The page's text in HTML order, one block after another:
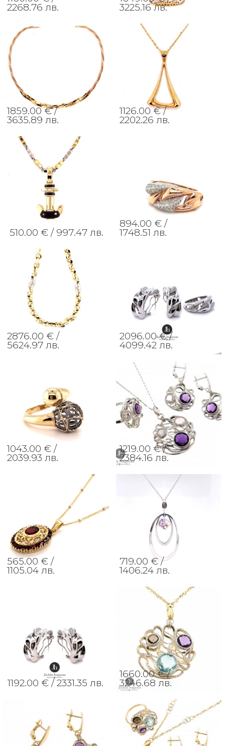
2268.76 лв. 3225.16 лв.
1859.00 € /
3635.89 лв.
1126.00 € /
2202.26 лв.
510.00 € / 997.47 лв.
894.00 € /
1748.51 лв.
2876.00 € /
5624.97 лв.
2096.00 € /
4099.42 лв.
1043.00 € /
2039.93 лв.
1219.00 € /
2384.16 лв.
565.00 € /
1105.04 лв.
719.00 € /
1406.24 лв.
1192.00 € / 2331.35 лв.
1660.00 € /
3246.68 лв.